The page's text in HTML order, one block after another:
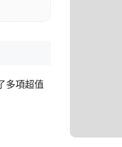
多項超值